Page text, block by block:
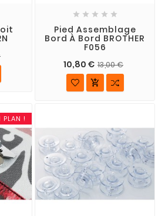
    
Pied Assemblage
Bord À Bord BROTHER
F056
10,80 € 13,00 €

PLAN !